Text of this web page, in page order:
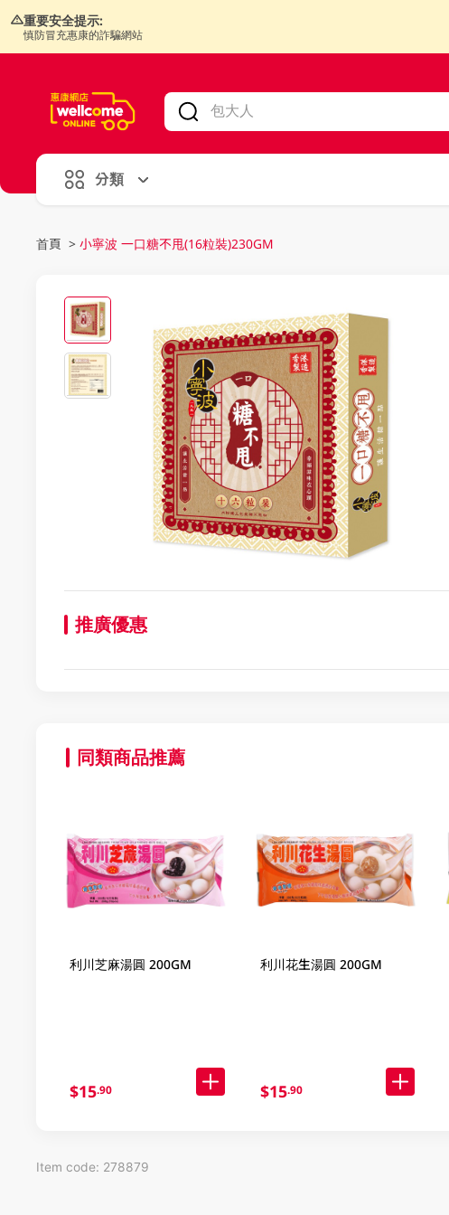
重要安全提示:
慎防冒充惠康的詐騙網站
分類
首頁 > 小寧波 一口糖不甩(16粒裝)230GM
推廣優惠
同類商品推薦
利川芝麻湯圓 200GM
$15.90
利川花生湯圓 200GM
$15.90
Item code: 278879